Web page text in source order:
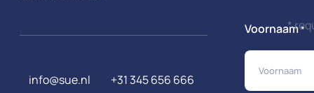
info@sue.nl +31 345 656 666
*
Voornaam*